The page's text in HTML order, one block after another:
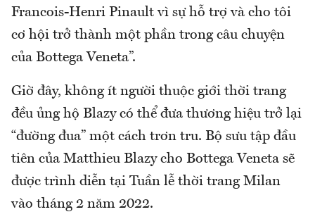
Francois-Henri Pinault vì sự hỗ trợ và cho tôi
cơ hội trở thành một phần trong câu chuyện
của Bottega Veneta”.
Giờ đây, không ít người thuộc giới thời trang
đều ủng hộ Blazy có thể đưa thương hiệu trở lại
“đường đua” một cách trơn tru. Bộ sưu tập đầu
tiên của Matthieu Blazy cho Bottega Veneta sẽ
được trình diễn tại Tuần lễ thời trang Milan
vào tháng 2 năm 2022.